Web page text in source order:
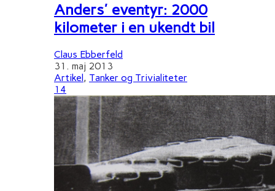
Anders' eventyr: 2000
kilometer i en ukendt bil
Claus Ebberfeld
31. maj 2013
Artikel , Tanker og Trivialiteter
14